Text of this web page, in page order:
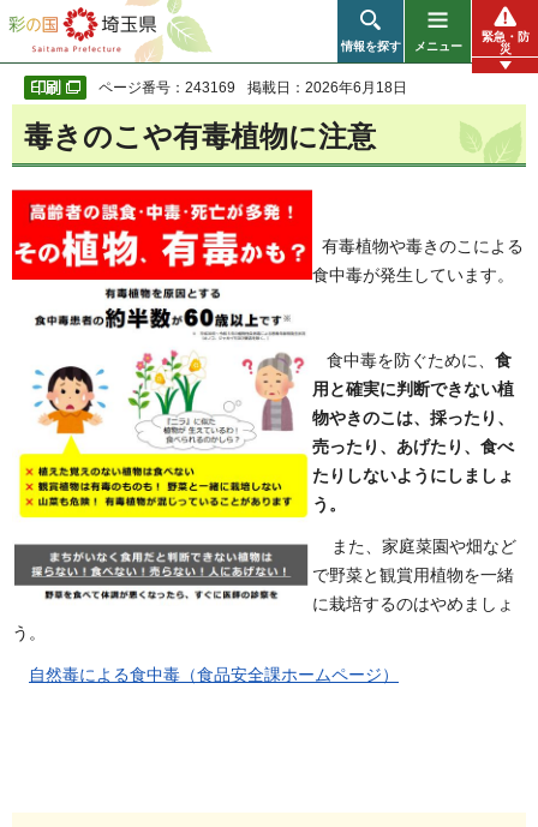
彩の国 埼玉県
情報を探す メニュー
緊急・防
災
ページ番号：243169 掲載日：2026年6月18日
毒きのこや有毒植物に注意
有毒植物や毒きのこによる
食中毒が発生しています。
食中毒を防ぐために、 食
用と確実に判断できない植
物やきのこは、採ったり、
売ったり、あげたり、食べ
たりしないようにしましょ
う。
また、家庭菜園や畑など
で野菜と観賞用植物を一緒
に栽培するのはやめましょ
う。
自然毒による食中毒（食品安全課ホームページ）